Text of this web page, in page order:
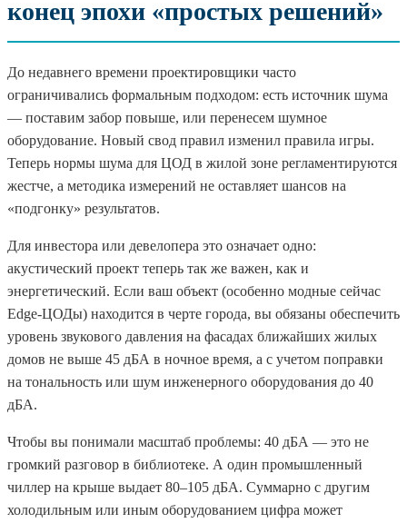
конец эпохи «простых решений»
До недавнего времени проектировщики часто
ограничивались формальным подходом: есть источник шума
— поставим забор повыше, или перенесем шумное
оборудование. Новый свод правил изменил правила игры.
Теперь нормы шума для ЦОД в жилой зоне регламентируются
жестче, а методика измерений не оставляет шансов на
«подгонку» результатов.
Для инвестора или девелопера это означает одно:
акустический проект теперь так же важен, как и
энергетический. Если ваш объект (особенно модные сейчас
Edge-ЦОДы) находится в черте города, вы обязаны обеспечить
уровень звукового давления на фасадах ближайших жилых
домов не выше 45 дБА в ночное время, а с учетом поправки
на тональность или шум инженерного оборудования до 40
дБА.
Чтобы вы понимали масштаб проблемы: 40 дБА — это не
громкий разговор в библиотеке. А один промышленный
чиллер на крыше выдает 80–105 дБА. Суммарно с другим
холодильным или иным оборудованием цифра может